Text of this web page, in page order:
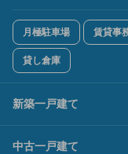
月極駐車場 賃貸事
貸し倉庫
新築一戸建て
中古一戸建て